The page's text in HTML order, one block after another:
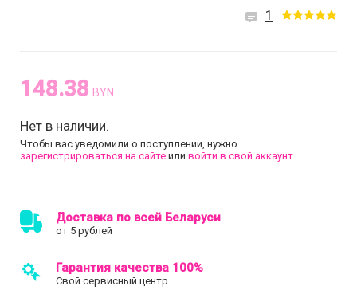
1
148.38 BYN
Нет в наличии.
Чтобы вас уведомили о поступлении, нужно
зарегистрироваться на сайте или войти в свой аккаунт
Доставка по всей Беларуси
от 5 рублей
Гарантия качества 100%
Свой сервисный центр